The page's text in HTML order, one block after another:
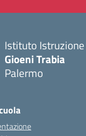
Istituto
Gioeni Trabia
Palermo